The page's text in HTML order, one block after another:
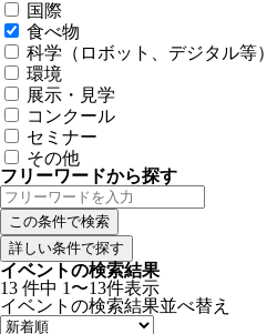
国際
食べ物
科学（ロボット、デジタル等）
環境
展示・見学
コンクール
セミナー
その他
フリーワードから探す
詳しい条件で探す
イベントの検索結果
13 件中 1〜13件表示
イベントの検索結果並べ替え